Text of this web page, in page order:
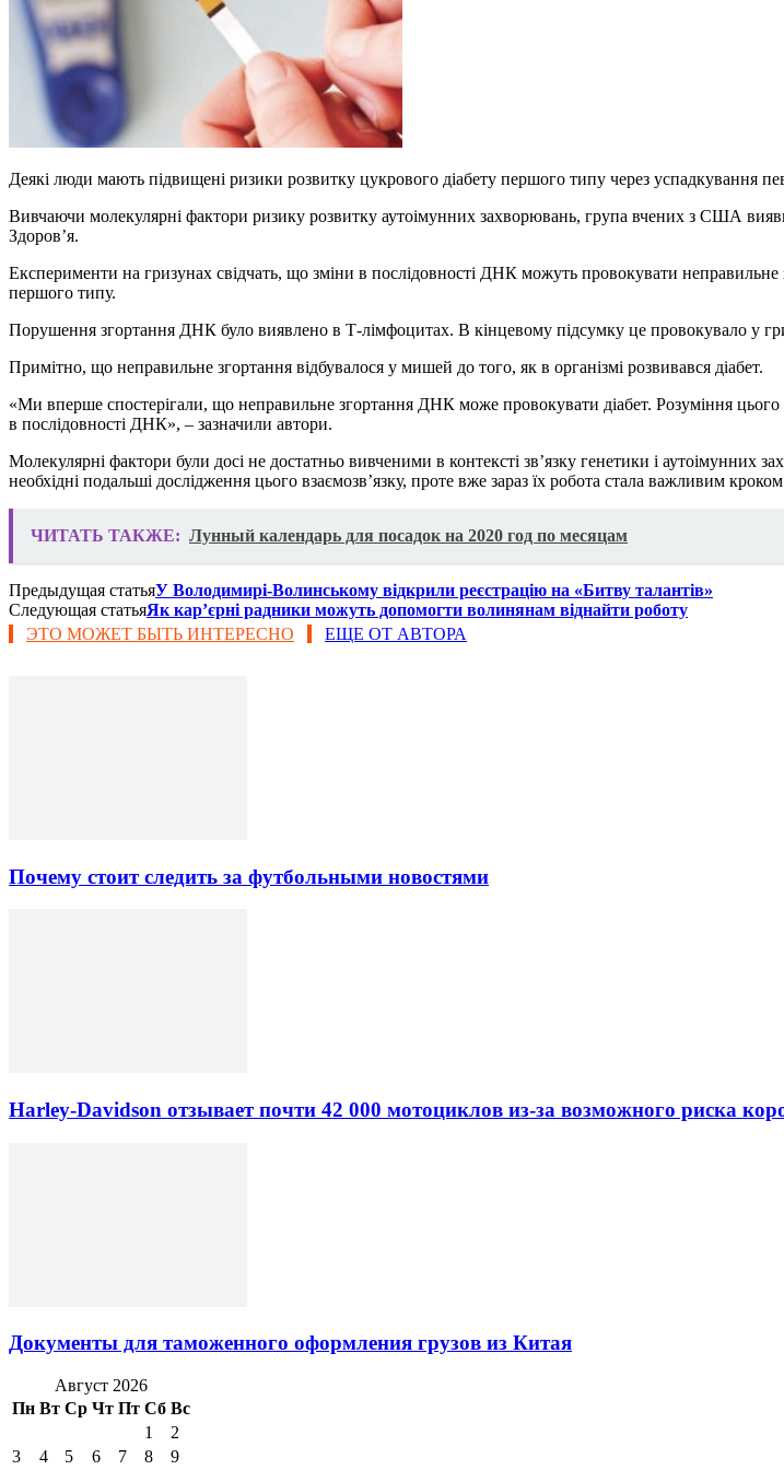
Деякі люди мають підвищені ризики розвитку цукрового діабету першого типу через успадкування
Вивчаючи молекулярні фактори ризику розвитку аутоімунних захворювань, група вчених з США
Здоров’я.
Експерименти на гризунах свідчать, що зміни в послідовності ДНК можуть провокувати неправильне
першого типу.
Порушення згортання ДНК було виявлено в Т-лімфоцитах. В кінцевому підсумку це провокувало у
Примітно, що неправильне згортання відбувалося у мишей до того, як в організмі розвивався діабет.
«Ми вперше спостерігали, що неправильне згортання ДНК може провокувати діабет. Розуміння
в послідовності ДНК», – зазначили автори.
Молекулярні фактори були досі не достатньо вивченими в контексті зв’язку генетики і
необхідні подальші дослідження цього взаємозв’язку, проте вже зараз їх робота стала важливим
ЧИТАТЬ ТАКЖЕ: Лунный календарь для посадок на 2020 год по месяцам
Предыдущая статьяУ Володимирі-Волинському відкрили реєстрацію на «Битву талантів»
Следующая статьяЯк кар’єрні радники можуть допомогти волинянам віднайти роботу
ЭТО МОЖЕТ БЫТЬ ИНТЕРЕСНО
ЕЩЕ ОТ АВТОРА
Почему стоит следить за футбольными новостями
Harley-Davidson отзывает почти 42 000 мотоциклов из-за возможного риска
Документы для таможенного оформления грузов из Китая
Август 2026
Пн Вт Ср Чт Пт Сб Вс
1
2
3
4 5 6 7 8 9